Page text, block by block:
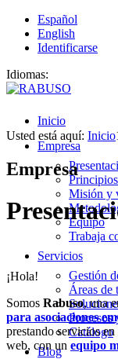
Español
English
Identificarse
Idiomas:
Inicio
Empresa
Misión y
Equipo
Trabaja
Servicios
Gestión
Áreas de
Procesos
Catálogo
Blog
Usted está aquí: Inicio
Empresa
¡Hola!
Somos Rabuso, una
para asociaciones
prestando servicios en
web, con un equipo